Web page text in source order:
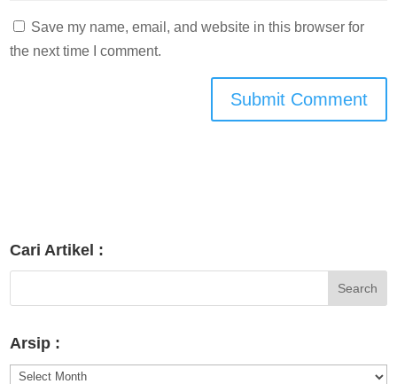
Save my name, email, and website in this browser for
the next time I comment.
Cari Artikel :
Arsip :
Arsip